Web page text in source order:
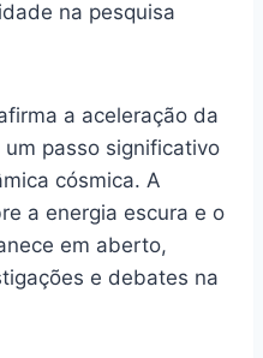
na pesquisa
a aceleração da
passo significativo
cósmica. A
a energia escura e o
em aberto,
e debates na